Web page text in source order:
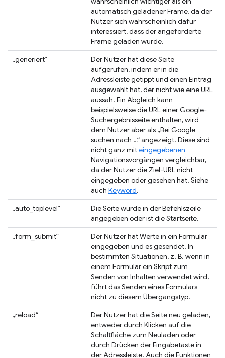
automatisch geladener Frame, da der
Nutzer sich wahrscheinlich dafür
interessiert, dass der angeforderte
Frame geladen wurde.
„generiert“
Der Nutzer hat diese Seite
aufgerufen, indem er in die
Adressleiste getippt und einen Eintrag
ausgewählt hat, der nicht wie eine URL
aussah. Ein Abgleich kann
beispielsweise die URL einer Google-
Suchergebnisseite enthalten, wird
dem Nutzer aber als „Bei Google
suchen nach …“ angezeigt. Diese sind
nicht ganz miteingegebenen
Navigationsvorgängen vergleichbar,
da der Nutzer die Ziel-URL nicht
eingegeben oder gesehen hat. Siehe
auch Keyword.
„auto_toplevel“
Die Seite wurde in der Befehlszeile
angegeben oder ist die Startseite.
„form_submit“
Der Nutzer hat Werte in ein Formular
eingegeben und es gesendet. In
bestimmten Situationen, z. B. wenn in
einem Formular ein Skript zum
Senden von Inhalten verwendet wird,
führt das Senden eines Formulars
nicht zu diesem Übergangstyp.
„reload“
Der Nutzer hat die Seite neu geladen,
entweder durch Klicken auf die
Schaltfläche zum Neuladen oder
durch Drücken der Eingabetaste in
der Adressleiste. Auch die Funktionen